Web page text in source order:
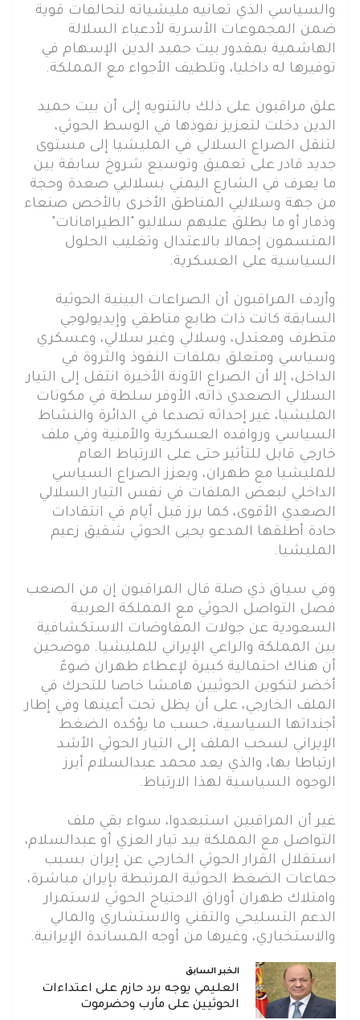
والسياسي الذي تعانيه مليشياته لتحالفات قوية
ضمن المجموعات الأسرية لأدعياء السلالة
الهاشمية بمقدور بيت حميد الدين الإسهام في
توفيرها له داخليا، وتلطيف الأجواء مع المملكة.
علق مراقبون على ذلك بالتنويه إلى أن بيت حميد
الدين دخلت لتعزيز نفوذها في الوسط الحوثي،
لتنقل الصراع السلالي في المليشيا إلى مستوى
جديد قادر على تعميق وتوسيع شروخ سابقة بين
ما يعرف في الشارع اليمني بسلاليي صعدة وحجة
من جهة وسلاليي المناطق الأخرى بالأخص صنعاء
وذمار أو ما يطلق عليهم سلاليو "الطيرامانات"
المتسمون إجمالا بالاعتدال وتغليب الحلول
السياسية على العسكرية.
وأردف المراقبون أن الصراعات البينية الحوثية
السابقة كانت ذات طابع مناطقي وإيديولوجي
متطرف ومعتدل، وسلالي وغير سلالي، وعسكري
وسياسي ومتعلق بملفات النفوذ والثروة في
الداخل، إلا أن الصراع الآونة الأخيرة انتقل إلى التيار
السلالي الصعدي ذاته، الأوفر سلطة في مكونات
المليشيا، غير إحداثه تصدعا في الدائرة والنشاط
السياسي وروافده العسكرية والأمنية وفي ملف
خارجي قابل للتأثير حتى على الارتباط العام
للمليشيا مع طهران، ويعزز الصراع السياسي
الداخلي لبعض الملفات في نفس التيار السلالي
الصعدي الأقوى، كما برز قبل أيام في انتقادات
حادة أطلقها المدعو يحيى الحوثي شقيق زعيم
المليشيا.
وفي سياق ذي صلة قال المراقبون إن من الصعب
فصل التواصل الحوثي مع المملكة العربية
السعودية عن جولات المفاوضات الاستكشافية
بين المملكة والراعي الإيراني للمليشيا. موضحين
أن هناك احتمالية كبيرة لإعطاء طهران ضوءً
أخضر لتكوين الحوثيين هامشا خاصا للتحرك في
الملف الخارجي، على أن يظل تحت أعينها وفي إطار
أجنداتها السياسية، حسب ما يؤكده الضغط
الإيراني لسحب الملف إلى التيار الحوثي الأشد
ارتباطا بها، والذي يعد محمد عبدالسلام أبرز
الوجوه السياسية لهذا الارتباط.
غير أن المراقبين استبعدوا، سواء بقي ملف
التواصل مع المملكة بيد تيار العزي أو عبدالسلام،
استقلال القرار الحوثي الخارجي عن إيران بسبب
جماعات الضغط الحوثية المرتبطة بإيران مباشرة،
وامتلاك طهران أوراق الاحتياج الحوثي لاستمرار
الدعم التسليحي والتقني والاستشاري والمالي
والاستخباري، وغيرها من أوجه المساندة الإيرانية.
الخبر السابق
العليمي يوجه برد حازم على اعتداءات
الحوثيين على مأرب وحضرموت